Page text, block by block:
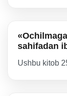
sahifadan
Ushbu kitob